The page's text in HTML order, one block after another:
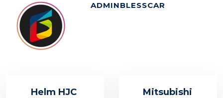
ADMINBLESSCAR
Helm HJC Mitsubishi